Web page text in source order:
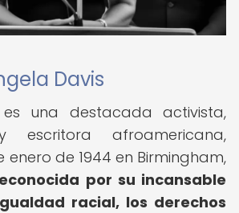
Davis
una destacada activista,
escritora afroamericana,
enero de 1944 en Birmingham,
por su incansable
racial, los derechos